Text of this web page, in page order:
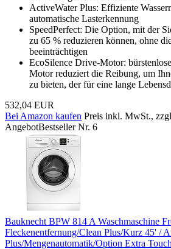
ActiveWater Plus: Effiziente
automatische Lasterkennung
SpeedPerfect: Die Option, mit der
zu 65 % reduzieren können, ohne
beeinträchtigen
EcoSilence Drive-Motor:
Motor reduziert die Reibung, um
zu bieten, der für eine lange
532,04 EUR
Bei Amazon kaufen Preis inkl. MwSt.,
AngebotBestseller Nr. 6
Bauknecht BPW 814 A Waschmaschine
Fleckenentfernung/Clean Plus/Kurz 45' /
Plus/Mengenautomatik/Option Extra